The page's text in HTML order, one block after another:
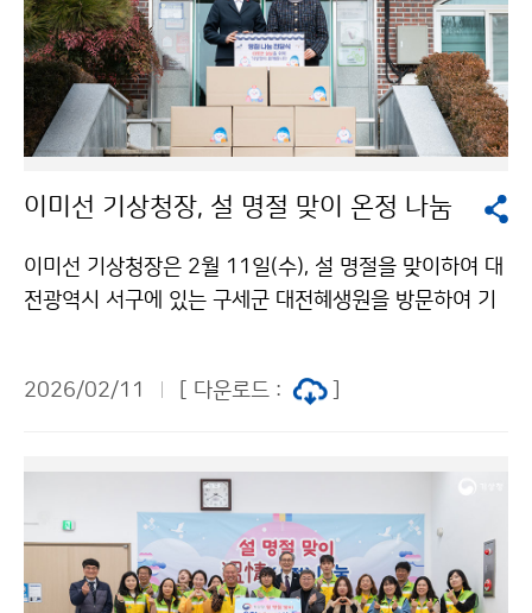
이미선 기상청장, 설 명절 맞이 온정 나눔
이미선 기상청장은 2월 11일(수), 설 명절을 맞이하여 대
전광역시 서구에 있는 구세군 대전혜생원을 방문하여 기
2026/02/11
[ 다운로드 :